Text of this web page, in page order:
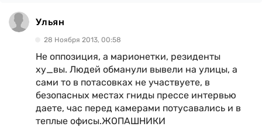
Ульян
28 Ноября 2013, 00:58
Не оппозиция, а марионетки, резиденты
ху_вы. Людей обманули вывели на улицы, а
сами то в потасовках не участвуете, в
безопасных местах гниды прессе интервью
даете, час перед камерами потусавались и в
теплые офисы.ЖОПАШНИКИ